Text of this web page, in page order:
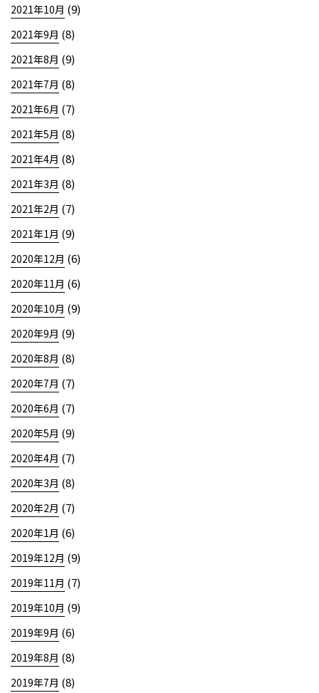
2021年10月 (9)
2021年9月 (8)
2021年8月 (9)
2021年7月 (8)
2021年6月 (7)
2021年5月 (8)
2021年4月 (8)
2021年3月 (8)
2021年2月 (7)
2021年1月 (9)
2020年12月 (6)
2020年11月 (6)
2020年10月 (9)
2020年9月 (9)
2020年8月 (8)
2020年7月 (7)
2020年6月 (7)
2020年5月 (9)
2020年4月 (7)
2020年3月 (8)
2020年2月 (7)
2020年1月 (6)
2019年12月 (9)
2019年11月 (7)
2019年10月 (9)
2019年9月 (6)
2019年8月 (8)
2019年7月 (8)